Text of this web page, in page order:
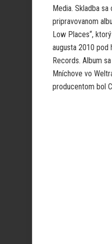
Media. Skladba sa
pripravovanom
Low Places“,
augusta 2010 pod
Records. Album
Mníchove vo
producentom bol